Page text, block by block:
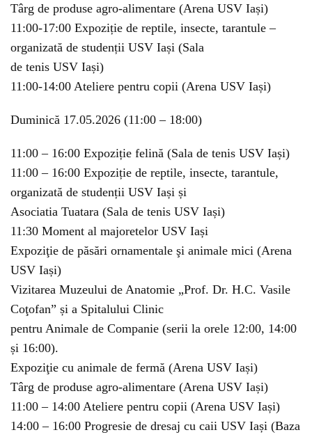
Târg de produse agro-alimentare (Arena USV Iași)
11:00-17:00 Expoziție de reptile, insecte, tarantule –
organizată de studenții USV Iași (Sala
de tenis USV Iași)
11:00-14:00 Ateliere pentru copii (Arena USV Iași)
Duminică 17.05.2026 (11:00 – 18:00)
11:00 – 16:00 Expoziție felină (Sala de tenis USV Iași)
11:00 – 16:00 Expoziție de reptile, insecte, tarantule,
organizată de studenții USV Iași și
Asociatia Tuatara (Sala de tenis USV Iași)
11:30 Moment al majoretelor USV Iași
Expoziţie de păsări ornamentale şi animale mici (Arena
USV Iași)
Vizitarea Muzeului de Anatomie „Prof. Dr. H.C. Vasile
Coţofan” și a Spitalului Clinic
pentru Animale de Companie (serii la orele 12:00, 14:00
și 16:00).
Expoziţie cu animale de fermă (Arena USV Iași)
Târg de produse agro-alimentare (Arena USV Iași)
11:00 – 14:00 Ateliere pentru copii (Arena USV Iași)
14:00 – 16:00 Progresie de dresaj cu caii USV Iași (Baza